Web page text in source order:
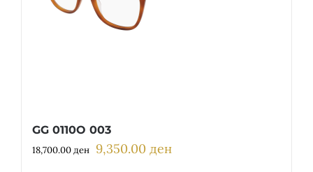
GG 0110O 003
18,700.00ден Original
9,350.00 денCurrent